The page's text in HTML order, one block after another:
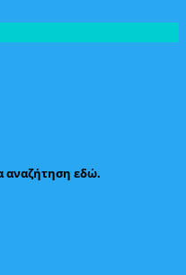
αναζήτηση εδώ.